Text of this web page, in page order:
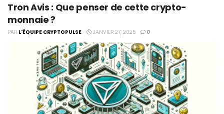
Tron Avis : Que penser de cette crypto-
monnaie ?
PAR L'ÉQUIPE CRYPTOPULSE JANVIER 27, 2025 0